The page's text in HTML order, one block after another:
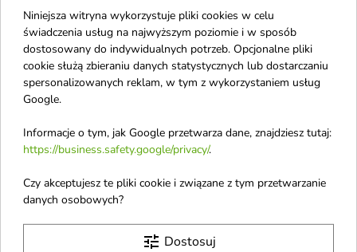
Dermena
Dermika
Diesel
Dior
Dolce & Gabbana
Dr. Althea
Niniejsza witryna wykorzystuje pliki cookies w celu
świadczenia usług na najwyższym poziomie i w sposób
dostosowany do indywidualnych potrzeb. Opcjonalne pliki
cookie służą zbieraniu danych statystycznych lub dostarczaniu
spersonalizowanych reklam, w tym z wykorzystaniem usług
Google.
Informacje o tym, jak Google przetwarza dane, znajdziesz tutaj:
https://business.safety.google/privacy/.
Czy akceptujesz te pliki cookie i związane z tym przetwarzanie
danych osobowych?
tune Dostosuj